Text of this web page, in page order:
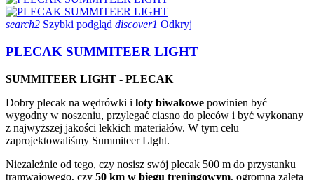
search2 Szybki podgląd discover1 Odkryj
PLECAK SUMMITEER LIGHT
SUMMITEER LIGHT - PLECAK
Dobry plecak na wędrówki i loty biwakowe powinien być
wygodny w noszeniu, przylegać ciasno do pleców i być wykonany
z najwyższej jakości lekkich materiałów. W tym celu
zaprojektowaliśmy Summiteer LIght.
Niezależnie od tego, czy nosisz swój plecak 500 m do przystanku
tramwajowego, czy 50 km w biegu treningowym, ogromną zaletą